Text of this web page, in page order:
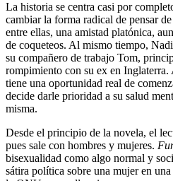
La historia se centra casi por
cambiar la forma radical de pensar
entre ellas, una amistad platónica,
de coqueteos. Al mismo tiempo,
su compañero de trabajo Tom,
rompimiento con su ex en
tiene una oportunidad real de
decide darle prioridad a su salud
misma.
Desde el principio de la novela, el
pues sale con hombres y mujeres.
bisexualidad como algo normal y
sátira política sobre una mujer en